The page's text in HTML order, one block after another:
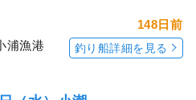
浦漁港
148日前
釣り船詳細を見る